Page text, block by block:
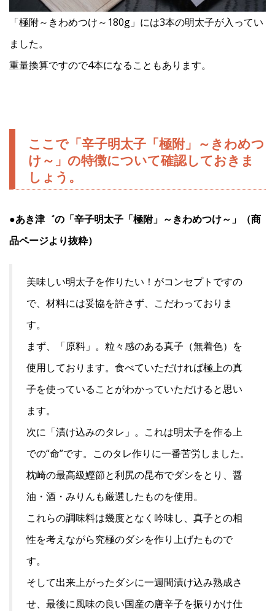
「極附～きわめつけ～180g」には3本の明太子が入ってい
ました。
重量換算ですので4本になることもあります。
ここで「辛子明太子「極附」～きわめつ
け～」の特徴について確認しておきま
しょう。
●あき津゛の「辛子明太子「極附」～きわめつけ～」（商
品ページより抜粋）
美味しい明太子を作りたい！がコンセプトですの
で、材料には妥協を許さず、こだわっておりま
す。
まず、「原料」。粒々感のある真子（無着色）を
使用しております。食べていただければ極上の真
子を使っていることがわかっていただけると思い
ます。
次に「漬け込みのタレ」。これは明太子を作る上
での“命”です。このタレ作りに一番苦労しました。
枕崎の最高級鰹節と利尻の昆布でダシをとり、醤
油・酒・みりんも厳選したものを使用。
これらの調味料は幾度となく吟味し、真子との相
性を考えながら究極のダシを作り上げたもので
す。
そして出来上がったダシに一週間漬け込み熟成さ
せ、最後に風味の良い国産の唐辛子を振りかけ仕